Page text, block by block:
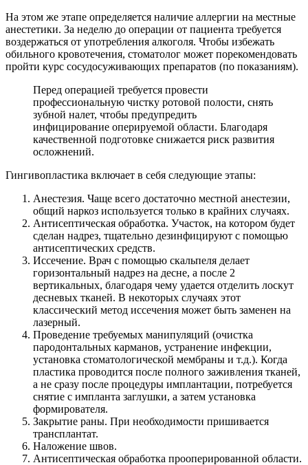
На этом же этапе определяется наличие аллергии на местные
анестетики. За неделю до операции от пациента требуется
воздержаться от употребления алкоголя. Чтобы избежать
обильного кровотечения, стоматолог может порекомендовать
пройти курс сосудосуживающих препаратов (по показаниям).
Перед операцией требуется провести
профессиональную чистку ротовой полости, снять
зубной налет, чтобы предупредить
инфицирование оперируемой области. Благодаря
качественной подготовке снижается риск развития
осложнений.
Гингивопластика включает в себя следующие этапы:
Анестезия. Чаще всего достаточно местной анестезии,
общий наркоз используется только в крайних случаях.
Антисептическая обработка. Участок, на котором будет
сделан надрез, тщательно дезинфицируют с помощью
антисептических средств.
Иссечение. Врач с помощью скальпеля делает
горизонтальный надрез на десне, а после 2
вертикальных, благодаря чему удается отделить лоскут
десневых тканей. В некоторых случаях этот
классический метод иссечения может быть заменен на
лазерный.
Проведение требуемых манипуляций (очистка
пародонтальных карманов, устранение инфекции,
установка стоматологической мембраны и т.д.). Когда
пластика проводится после полного заживления тканей,
а не сразу после процедуры имплантации, потребуется
снятие с импланта заглушки, а затем установка
формирователя.
Закрытие раны. При необходимости пришивается
трансплантат.
Наложение швов.
Антисептическая обработка прооперированной области.